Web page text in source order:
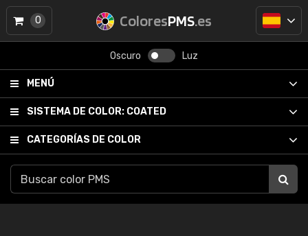
ColoresPMS.es
Oscuro Luz
MENÚ
SISTEMA DE COLOR: COATED
CATEGORÍAS DE COLOR
0